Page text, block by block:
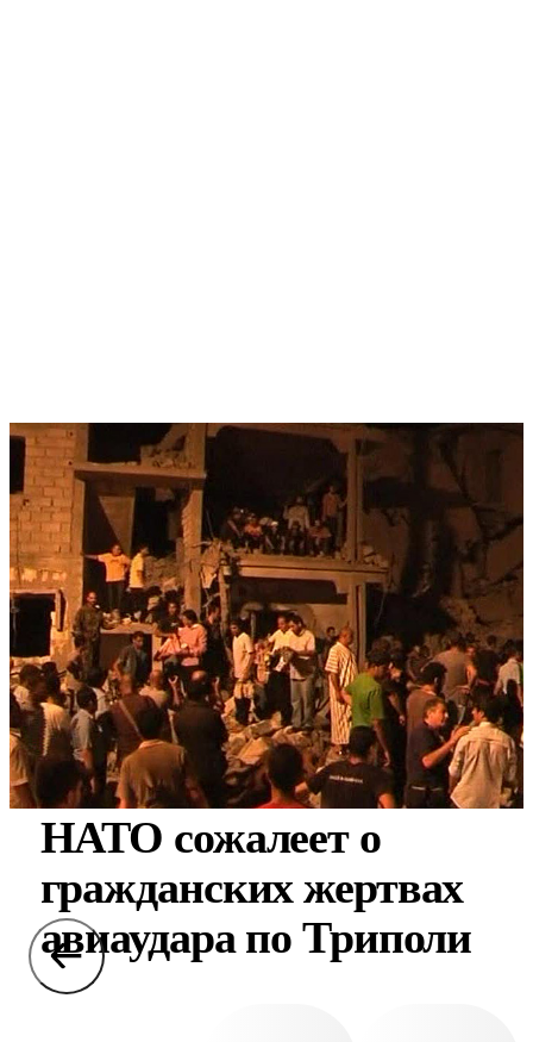
НАТО сожалеет о
гражданских жертвах
авиаудара по Триполи